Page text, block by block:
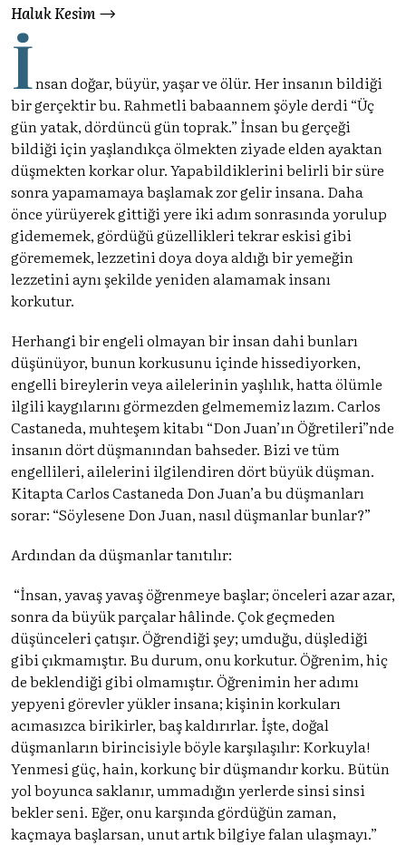
Haluk Kesim
İnsan doğar, büyür, yaşar ve ölür. Her insanın bildiği
bir gerçektir bu. Rahmetli babaannem şöyle derdi “Üç
gün yatak, dördüncü gün toprak.” İnsan bu gerçeği
bildiği için yaşlandıkça ölmekten ziyade elden ayaktan
düşmekten korkar olur. Yapabildiklerini belirli bir süre
sonra yapamamaya başlamak zor gelir insana. Daha
önce yürüyerek gittiği yere iki adım sonrasında yorulup
gidememek, gördüğü güzellikleri tekrar eskisi gibi
görememek, lezzetini doya doya aldığı bir yemeğin
lezzetini aynı şekilde yeniden alamamak insanı
korkutur.
Herhangi bir engeli olmayan bir insan dahi bunları
düşünüyor, bunun korkusunu içinde hissediyorken,
engelli bireylerin veya ailelerinin yaşlılık, hatta ölümle
ilgili kaygılarını görmezden gelmememiz lazım. Carlos
Castaneda, muhteşem kitabı “Don Juan’ın Öğretileri”nde
insanın dört düşmanından bahseder. Bizi ve tüm
engellileri, ailelerini ilgilendiren dört büyük düşman.
Kitapta Carlos Castaneda Don Juan’a bu düşmanları
sorar: “Söylesene Don Juan, nasıl düşmanlar bunlar?”
Ardından da düşmanlar tanıtılır:
“İnsan, yavaş yavaş öğrenmeye başlar; önceleri azar azar,
sonra da büyük parçalar hâlinde. Çok geçmeden
düşünceleri çatışır. Öğrendiği şey; umduğu, düşlediği
gibi çıkmamıştır. Bu durum, onu korkutur. Öğrenim, hiç
de beklendiği gibi olmamıştır. Öğrenimin her adımı
yepyeni görevler yükler insana; kişinin korkuları
acımasızca birikirler, baş kaldırırlar. İşte, doğal
düşmanların birincisiyle böyle karşılaşılır: Korkuyla!
Yenmesi güç, hain, korkunç bir düşmandır korku. Bütün
yol boyunca saklanır, ummadığın yerlerde sinsi sinsi
bekler seni. Eğer, onu karşında gördüğün zaman,
kaçmaya başlarsan, unut artık bilgiye falan ulaşmayı.”